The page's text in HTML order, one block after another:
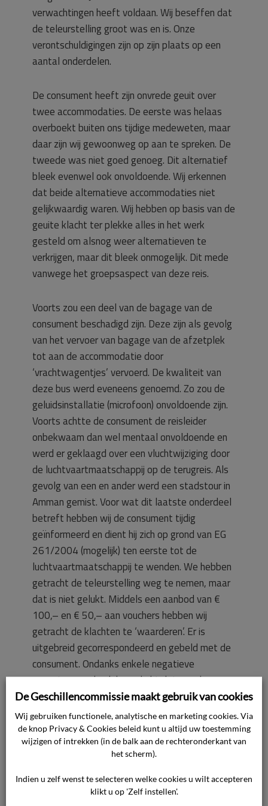
verwachtingen heeft voldaan. Wij beseffen dat
de teleurstelling groot was en is. Onze
verontschuldigingen zijn op zijn plaats op een
aantal onderdelen.
De consument heeft zijn onvrede geuit over
twee accommodaties. De eerste was helaas
overboekt buiten ons tijdige medeweten, maar
daar zijn wij gewoonweg op aan te spreken. De
tweede was niet goed genoeg. Dit alternatief
bleek evenwel ook onvoldoende. Wij erkennen
dat beide alternatieve accommodaties niet
gelijkwaardig waren. Wij hebben op basis van de
geuite klacht ter plekke alles in het werk
gesteld om alsnog weer alternatieven te
verkrijgen, maar dit bleek onmogelijk. Dit mede
vanwege het groepsaspect van deze reis.
Voorts zou een deel van de bagage van de
consument beschadigd zijn. Deze zijn als gevolg
van het vervoer van bagage van de afzetplek
tot aan de accommodatie door
‘vrachtwagentjes’ vervoerd. De kwaliteit van
deze bus werd eveneens genoemd. Zo zou de
geluidsinstallatie (microfoon) onvoldoende zijn.
Voorts achtte de consument de reisleider
onbekwaam dan wel mentaal onvoldoende en
werd er geklaagd over een vluchtwijziging door
de luchtvaartmaatschappij op de terugreis. Als
gevolg van een en ander werd een stadstour in
Amman gemist. Voor wat dit laatste onderdeel
betreft hebben wij de consument tijdig
geïnformeerd en dient hij zich op grond van EG
261/2004 (mogelijk) ten eerste tot de
luchtvaartmaatschappij te wenden. We hebben
getracht de teleurstelling weg te nemen, maar
dat is niet gelukt. Middels een aanbod van €
100,– en € 50,– aan vouchers hebben wij
getracht de klachten te ‘waarderen’. Er is
uitgebreid gecorrespondeerd en gebeld met de
consument. Ondanks enkele negatieve
aspecten werd ook benadrukt dat van de
landen en de reis genoten is. Het had echter
beter gekund. Daarnaast hebben wij in een
voorgaand stadium van deze procedure
getracht te schikken en aangeboden de € 50,–
in reispunten om te zetten in contanten. De
reispunten waren eerder toegekend als juridisch
onverplicht coulancegebaar. Ook gaven wij in dit
De Geschillencommissie maakt gebruik van cookies
Wij gebruiken functionele, analytische en marketing cookies. Via
de knop Privacy & Cookies beleid kunt u altijd uw toestemming
wijzigen of intrekken (in de balk aan de rechteronderkant van
het scherm).
Indien u zelf wenst te selecteren welke cookies u wilt accepteren
klikt u op 'Zelf instellen'.